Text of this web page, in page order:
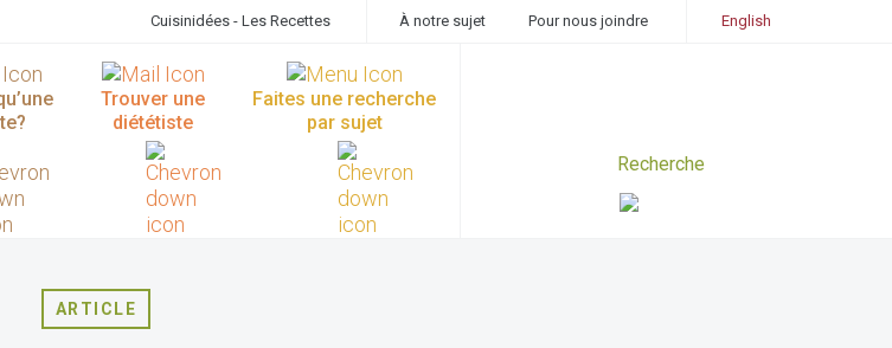
Cuisinidées - Les Recettes À notre sujet Pour nous joindre English
Trouver une
diététiste
Faites une recherche
par sujet
ARTICLE